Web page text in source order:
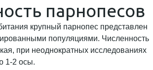
парнопесов
крупный парнопес представлен
популяциями. Численность
при неоднократных исследованиях
1-2 осы.